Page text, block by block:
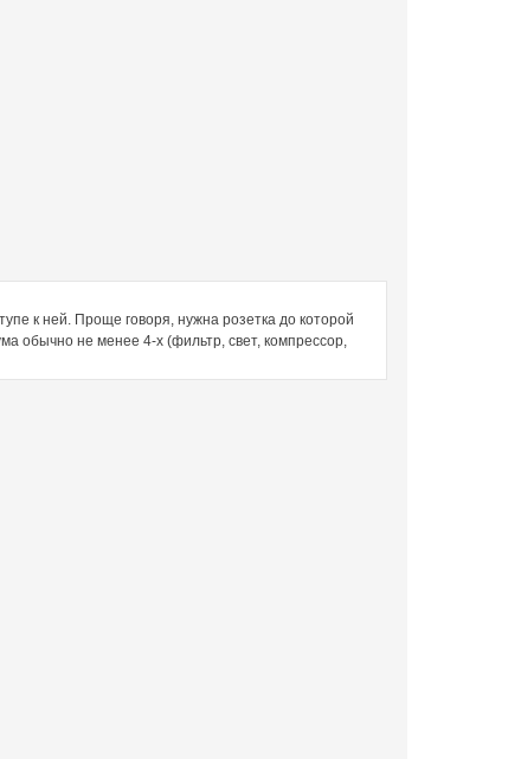
к ней. Проще говоря, нужна розетка до которой
обычно не менее 4-х (фильтр, свет, компрессор,